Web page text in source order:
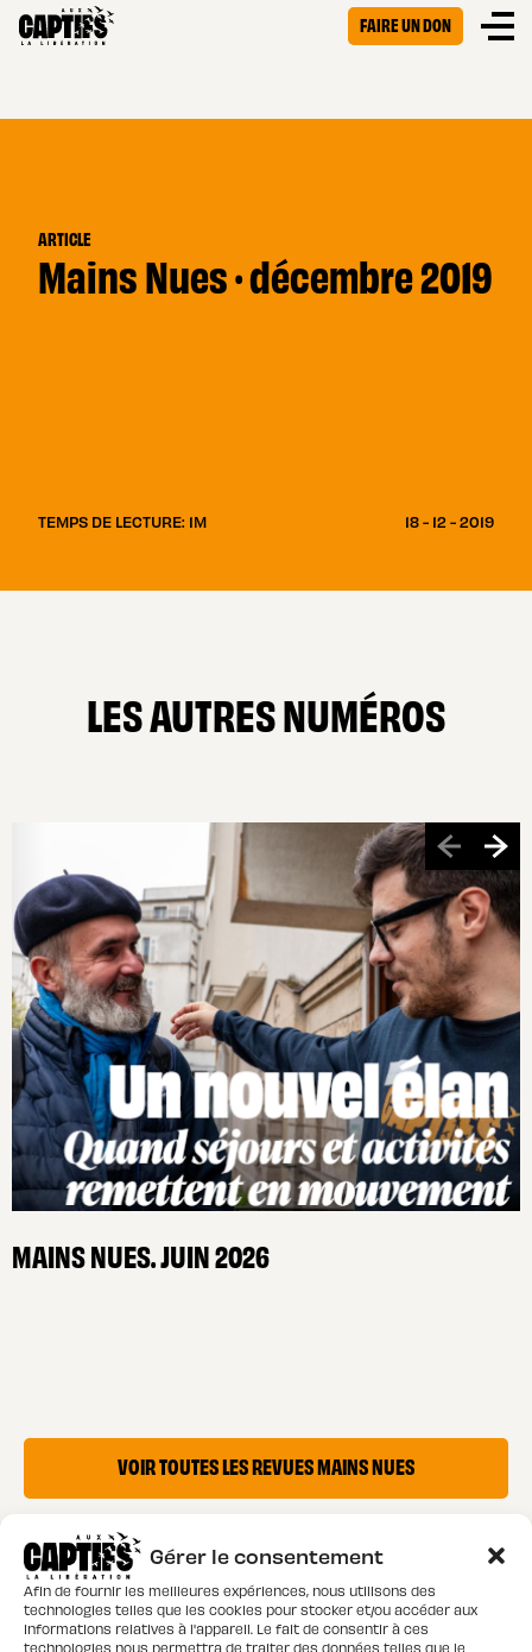
Gérer le consentement
Afin de fournir les meilleures expériences, nous utilisons des
technologies telles que les cookies pour stocker et/ou accéder aux
informations relatives à l'appareil. Le fait de consentir à ces
technologies nous permettra de traiter des données telles que le
FAIRE UN DON
ARTICLE
Mains Nues · décembre 2019
TEMPS DE LECTURE: 1M 18 - 12 - 2019
LES AUTRES NUMÉROS
VOIR TOUTES LES REVUES MAINS NUES
MAINS NUES. JUIN 2026